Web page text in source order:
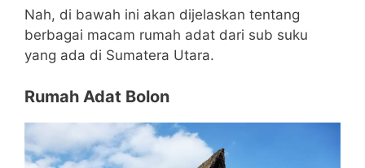
Nah, di bawah ini akan dijelaskan tentang
berbagai macam rumah adat dari sub suku
yang ada di Sumatera Utara.
Rumah Adat Bolon